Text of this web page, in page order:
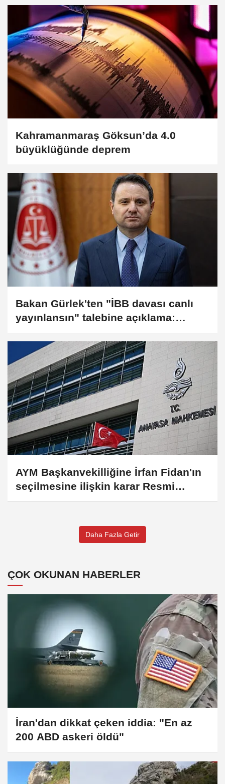
Kahramanmaraş Göksun’da 4.0
büyüklüğünde deprem
Bakan Gürlek'ten "İBB davası canlı
yayınlansın" talebine açıklama:
"Kanun değişirse canlı yayınlanabilir"
AYM Başkanvekilliğine İrfan Fidan'ın
seçilmesine ilişkin karar Resmi
Gazete'de
Daha Fazla Getir
ÇOK OKUNAN HABERLER
İran'dan dikkat çeken iddia: "En az
200 ABD askeri öldü"